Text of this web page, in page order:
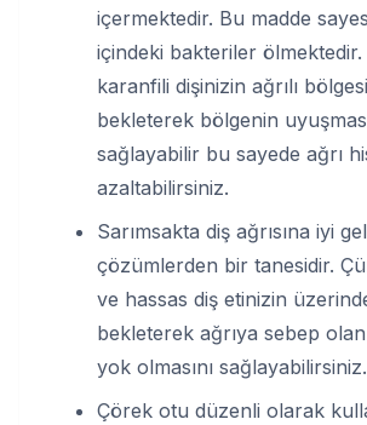
içermektedir. Bu madde
içindeki bakteriler
karanfili dişinizin ağrılı
bekleterek bölgenin
sağlayabilir bu sayede ağrı
azaltabilirsiniz.
Sarımsakta diş ağrısına iyi
çözümlerden bir tanesidir.
ve hassas diş etinizin
bekleterek ağrıya sebep
yok olmasını sağlayabilirsiniz.
Çörek otu düzenli olarak